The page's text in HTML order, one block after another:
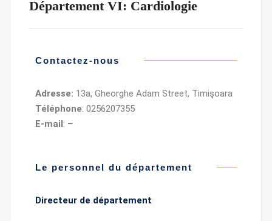
Département VI: Cardiologie
Contactez-nous
Adresse: 13a, Gheorghe Adam Street, Timişoara
Téléphone: 0256207355
E-mail: –
Le personnel du département
Directeur de département